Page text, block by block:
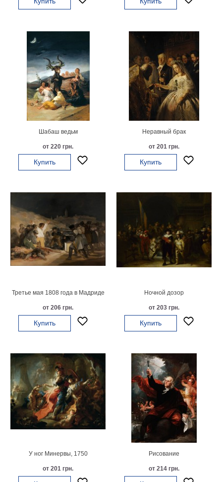
Мотивирующие
Посмотреть
мастерская
Рамы
Печать
на
холсте
больших
Наши
Шабаш ведьм
от 220 грн.
Купить
Неравный брак
от 201 грн.
Купить
Третье мая 1808 года в Мадриде
от 206 грн.
Купить
Ночной дозор
от 203 грн.
Купить
У ног Минервы, 1750
от 201 грн.
Рисование
от 214 грн.